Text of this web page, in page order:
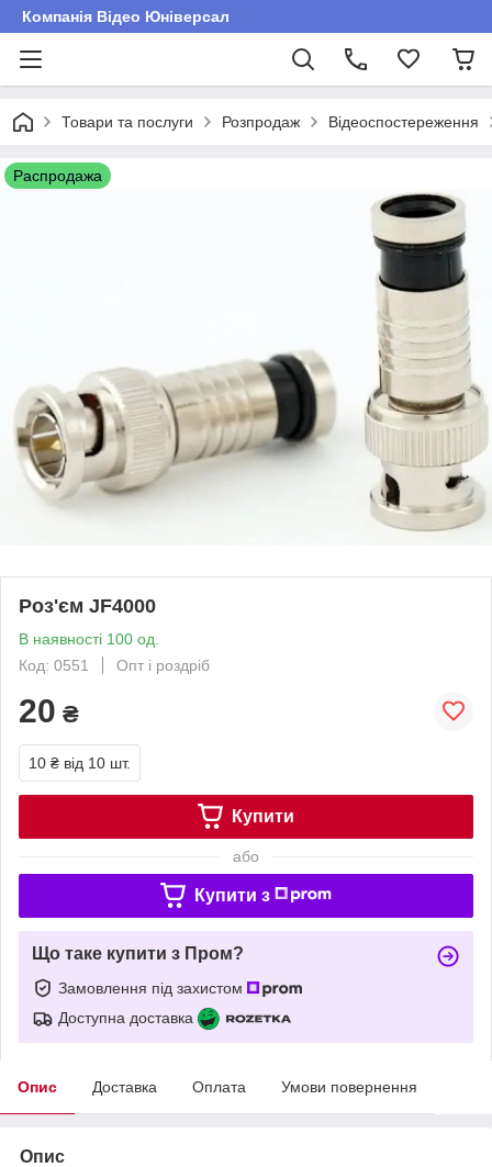
Компанія Відео Юніверсал
Товари та послуги Розпродаж Відеоспостереження
Распродажа
Роз'єм JF4000
В наявності 100 од.
Код: 0551
Опт і роздріб
20 ₴
10 ₴ від 10 шт.
Купити
або
Купити з
Що таке купити з Пром?
Замовлення під захистом
Доступна доставка
Опис Доставка Оплата Умови повернення
Опис